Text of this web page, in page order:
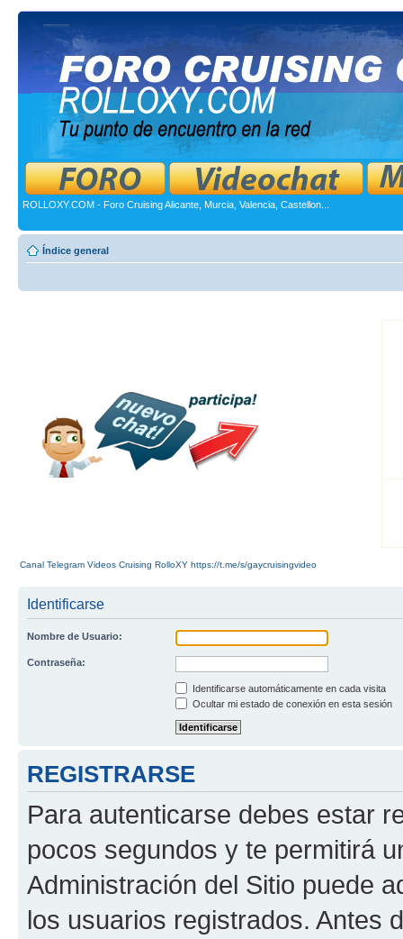
ROLLOXY.COM - Foro Cruising Alicante, Murcia, Valencia, Castellon...
Índice general
Canal Telegram Videos Cruising RolloXY https://t.me/s/gaycruisingvideo
Identificarse
Nombre de Usuario:
Contraseña:
Identificarse automáticamente en cada visita
Ocultar mi estado de conexión en esta sesión
REGISTRARSE
Para autenticarse debes estar
pocos segundos y te permitirá
Administración del Sitio puede
los usuarios registrados. Antes